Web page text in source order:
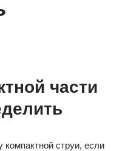
части
компактной струи, если